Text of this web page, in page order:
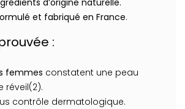
d’origine naturelle.
et fabriqué en France.
:
femmes constatent une peau
réveil(2).
contrôle dermatologique.